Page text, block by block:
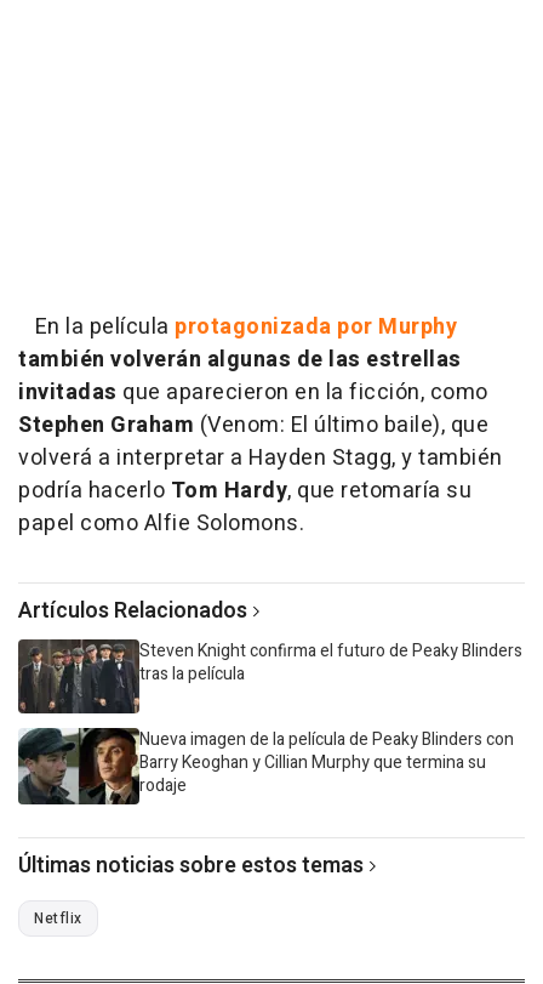
En la película protagonizada por Murphy
también volverán algunas de las estrellas
invitadas que aparecieron en la ficción, como
Stephen Graham (Venom: El último baile), que
volverá a interpretar a Hayden Stagg, y también
podría hacerlo Tom Hardy, que retomaría su
papel como Alfie Solomons.
Artículos Relacionados
Steven Knight confirma el futuro de Peaky Blinders
tras la película
Nueva imagen de la película de Peaky Blinders con
Barry Keoghan y Cillian Murphy que termina su
rodaje
Últimas noticias sobre estos temas
Netflix